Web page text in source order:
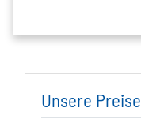
Unsere Preise